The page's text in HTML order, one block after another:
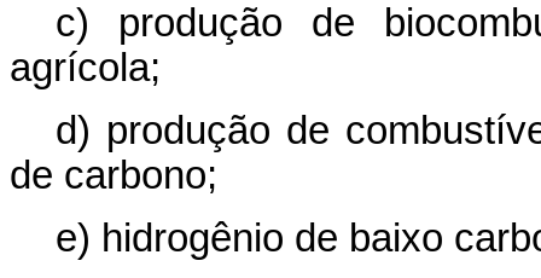
c) produção de
agrícola;
d) produção de
de carbono;
e) hidrogênio de baixo